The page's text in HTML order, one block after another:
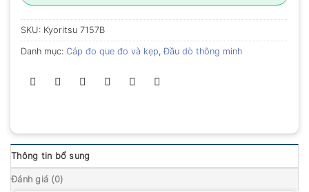
SKU: Kyoritsu 7157B
Danh mục: Cáp đo que đo và kẹp,Đầu dò thông minh
Thông tin bổ sung
Đánh giá (0)